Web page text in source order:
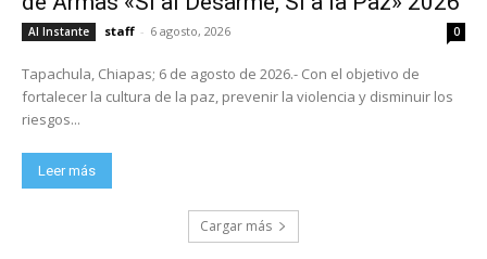
Al Instante staff - 6 agosto, 2026 0
Tapachula, Chiapas; 6 de agosto de 2026.- Con el objetivo de
fortalecer la cultura de la paz, prevenir la violencia y disminuir los
riesgos...
Leer más
Cargar más